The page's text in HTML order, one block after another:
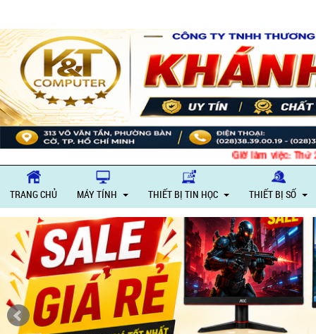
Giờ làm việc: Thứ 2 – Thứ
TRANG CHỦ MÁY TÍNH THIẾT BỊ TIN HỌC THIẾT BỊ SỐ